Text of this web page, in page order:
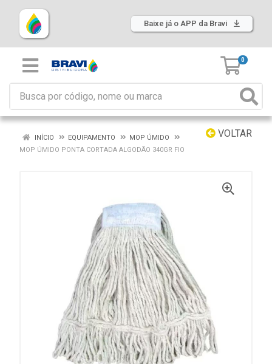
Baixe já o APP da Bravi
0
VOLTAR
INÍCIO EQUIPAMENTO
MOP ÚMIDO
MOP ÚMIDO PONTA CORTADA ALGODÃO 340GR FIO